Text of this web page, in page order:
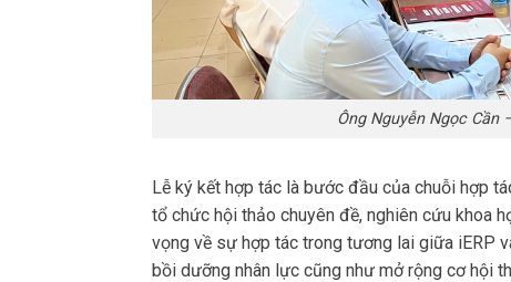
Ông Nguyễn Ngọc Cần
Lễ ký kết hợp tác là bước đầu của chuỗi hợp
tổ chức hội thảo chuyên đề, nghiên cứu khoa
vọng về sự hợp tác trong tương lai giữa iERP
bồi dưỡng nhân lực cũng như mở rộng cơ hội